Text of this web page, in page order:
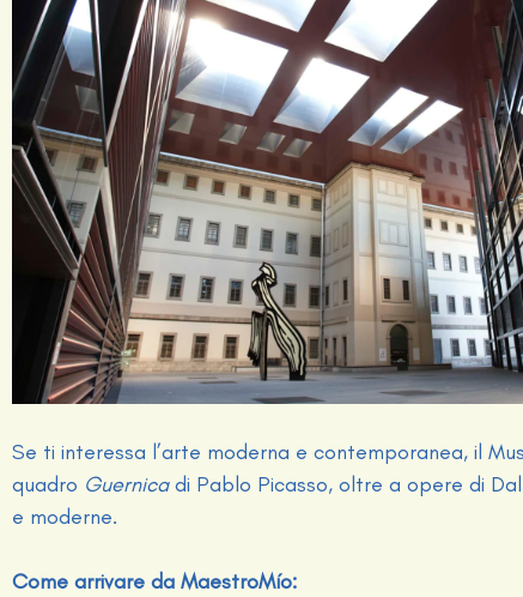
Se ti interessa l’arte moderna e contemporanea, il
quadro Guernicadi Pablo Picasso, oltre a opere di
e moderne.
Come arrivare da MaestroMío: